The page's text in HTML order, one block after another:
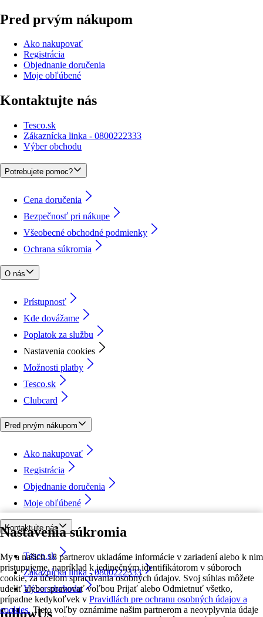
Nastavenia súkromia
My a našich 18 partnerov ukladáme informácie v zariadení alebo k nim
pristupujeme, napríklad k jedinečným identifikátorom v súboroch
cookie, za účelom spracúvania osobných údajov. Svoj súhlas môžete
udeliť alebo spravovať voľbou Prijať alebo Odmietnuť všetko,
prípadne kedykoľvek v Pravidlách pre ochranu osobných údajov a
cookies. Tieto voľby oznámime našim partnerom a neovplyvnia údaje
Pred prvým nákupom
Ako nakupovať
Registrácia
Objednanie doručenia
Moje obľúbené
Kontaktujte nás
Tesco.sk
Zákaznícka linka - 0800222333
Výber obchodu
Potrebujete pomoc?
Cena doručenia
Bezpečnosť pri nákupe
Všeobecné obchodné podmienky
Ochrana súkromia
O nás
Prístupnosť
Kde dovážame
Poplatok za službu
Nastavenia cookies
Možnosti platby
Tesco.sk
Clubcard
Pred prvým nákupom
Ako nakupovať
Registrácia
Objednanie doručenia
Moje obľúbené
Kontaktujte nás
Tesco.sk
Zákaznícka linka - 0800222333
Výber obchodu
followUs